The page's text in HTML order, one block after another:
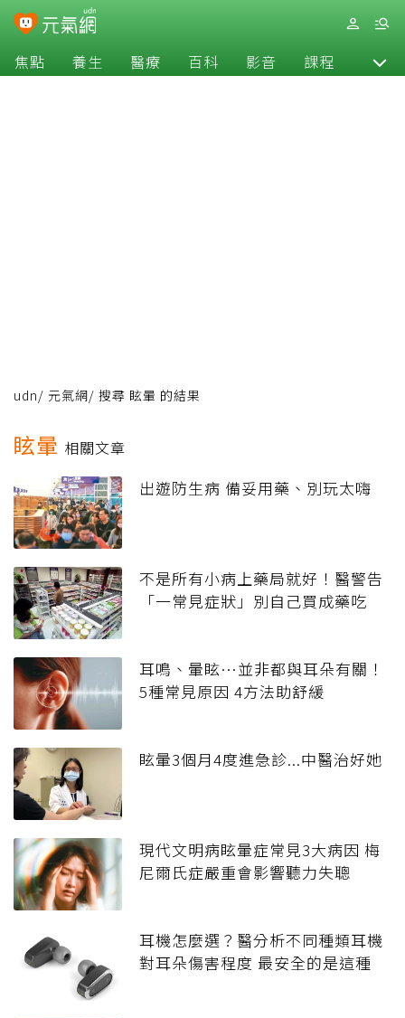
焦點 養生 醫療 百科 影音 課程 退休
udn/ 元氣網/ 搜尋 眩暈 的結果
眩暈 相關文章
出遊防生病 備妥用藥、別玩太嗨
不是所有小病上藥局就好！醫警告
「一常見症狀」別自己買成藥吃
耳鳴、暈眩…並非都與耳朵有關！
5種常見原因 4方法助舒緩
眩暈3個月4度進急診...中醫治好她
現代文明病眩暈症常見3大病因 梅
尼爾氏症嚴重會影響聽力失聰
耳機怎麼選？醫分析不同種類耳機
對耳朵傷害程度 最安全的是這種